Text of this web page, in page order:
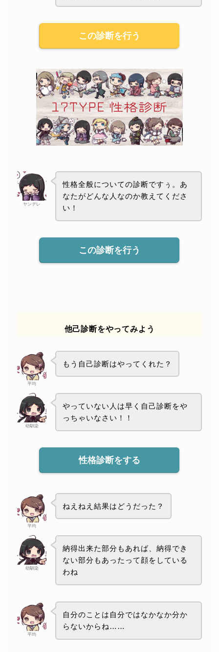
この診断を行う
ヤンデレ
性格全般についての診断ですぅ。あ
なたがどんな人なのか教えてくださ
い！
この診断を行う
他己診断をやってみよう
平均
もう自己診断はやってくれた？
幼馴染
やっていない人は早く自己診断をや
っちゃいなさい！！
性格診断をする
平均
ねえねえ結果はどうだった？
幼馴染
納得出来た部分もあれば、納得でき
ない部分もあったって顔をしている
わね
平均
自分のことは自分ではなかなか分か
らないからね……